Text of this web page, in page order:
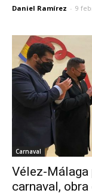
Daniel Ramírez - 9
Carnaval
Vélez-
carnaval,